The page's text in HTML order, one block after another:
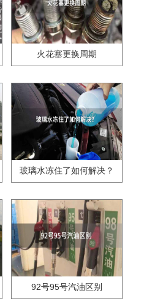
火花塞更换周期
玻璃水冻住了如何解决？
92号95号汽油区别